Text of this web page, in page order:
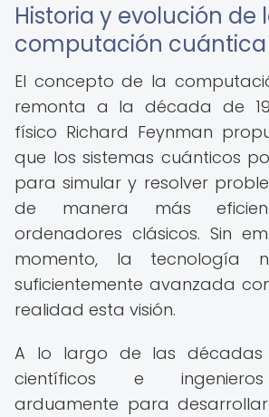
Historia y evolución de
computación cuántica
El concepto de la
remonta a la década de
físico Richard Feynman
que los sistemas cuánticos
para simular y resolver
de manera más
ordenadores clásicos. Sin
momento, la tecnología
suficientemente avanzada
realidad esta visión.
A lo largo de las décadas
científicos e
arduamente para